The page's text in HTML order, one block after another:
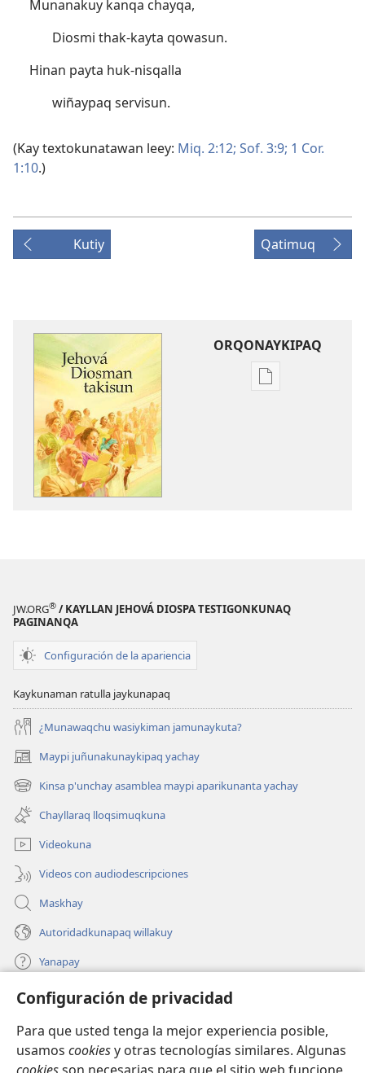
Configuración de privacidad
Para que usted tenga la mejor experiencia posible,
usamos cookiesy otras tecnologías similares. Algunas
Munanakuy kanqa chayqa,
Diosmi thak-kayta qowasun.
Hinan payta huk-nisqalla
wiñaypaq servisun.
(Kay textokunatawan leey: Miq. 2:12; Sof. 3:9; 1 Cor.
1:10.)
Kutiy Qatimuq
ORQONAYKIPAQ
Kaypi
JW.ORG® / KAYLLAN JEHOVÁ DIOSPA TESTIGONKUNAQ
PAGINANQA
Configuración de la apariencia
Kaykunaman ratulla jaykunapaq
¿Munawaqchu wasiykiman jamunaykuta?
Maypi juñunakunaykipaq yachay
(abre
una
nueva
ventana)
Kinsa p'unchay asamblea maypi aparikunanta yachay
(abre
una
nueva
ventana)
Chayllaraq lloqsimuqkuna
Videokuna
Videos con audiodescripciones
Maskhay
Autoridadkunapaq willakuy
Yanapay
Donacionta churanapaq
una
nueva
ventana)
INTERNETPI QELQANCHISKUNA Watchtower™
(abre